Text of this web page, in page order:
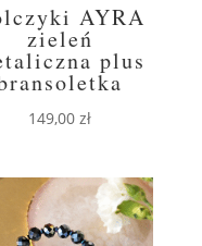
AYRA
zieleń
plus
149,00zł